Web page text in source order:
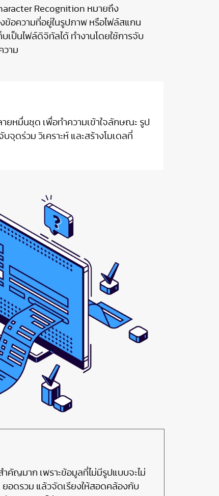
Recognition หมายถึง
ข้อความที่อยู่ในรูปภาพ หรือไฟล์สแกน
เป็นไฟล์ดิจิทัลได้ ทำงานโดยใช้การจับ
วาม
ยหมื่นชุด เพื่อทำความเข้าใจลักษณะ รูป
ดร่วม วิเคราะห์ และสร้างโมเดลที่
ำคัญมาก เพราะข้อมูลที่ไม่มีรูปแบบจะไม่
ยอดรวม แล้วจัดเรียงให้สอดคล้องกับ